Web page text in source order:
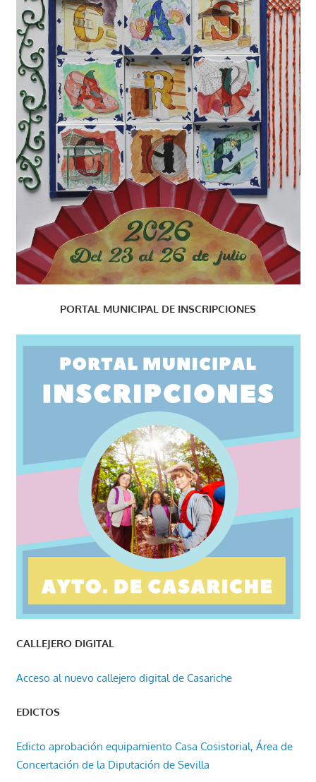
PORTAL MUNICIPAL DE INSCRIPCIONES
CALLEJERO DIGITAL
Acceso al nuevo callejero digital de Casariche
EDICTOS
Edicto aprobación equipamiento Casa Cosistorial, Área de
Concertación de la Diputación de Sevilla